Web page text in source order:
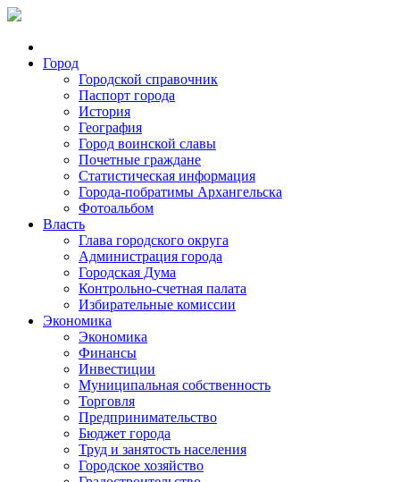
Город
Городской справочник
Паспорт города
История
География
Город воинской славы
Почетные граждане
Статистическая информация
Города-побратимы Архангельска
Фотоальбом
Власть
Глава городского округа
Администрация города
Городская Дума
Контрольно-счетная палата
Избирательные комиссии
Экономика
Экономика
Финансы
Инвестиции
Муниципальная собственность
Торговля
Предпринимательство
Бюджет города
Труд и занятость населения
Городское хозяйство